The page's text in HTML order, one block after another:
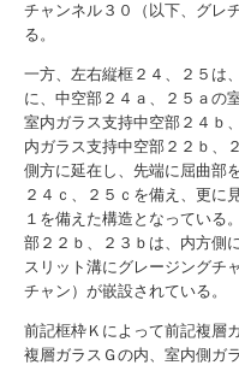
チャンネル３０（以下、グレ
る。
一方、左右縦框２４、２５は
に、中空部２４ａ、２５ａの
室内ガラス支持中空部２４ｂ
内ガラス支持中空部２２ｂ、
側方に延在し、先端に屈曲部
２４ｃ、２５ｃを備え、更に
１を備えた構造となっている
部２２ｂ、２３ｂは、内方側
スリット溝にグレージングチ
チャン）が嵌設されている。
前記框枠Ｋによって前記複層
複層ガラスＧの内、室内側ガ